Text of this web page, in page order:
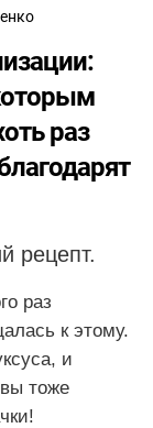
раз
рецепт.
раз
к этому.
и
тоже